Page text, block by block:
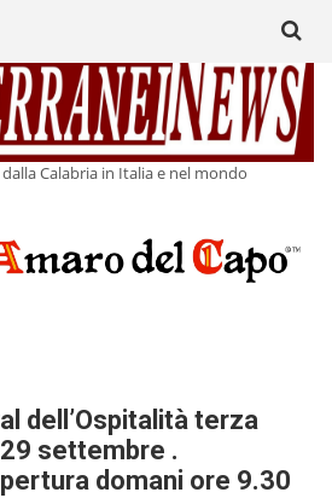
Calabria in Italia e nel mondo
for:
dell’Ospitalità terza
settembre .
domani ore 9.30